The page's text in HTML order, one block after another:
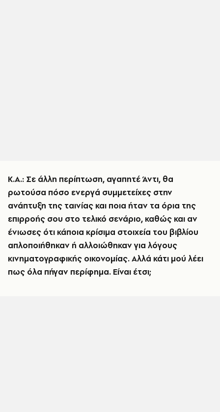
Κ.Α.: Σε άλλη περίπτωση, αγαπητέ Άντι, θα
ρωτούσα πόσο ενεργά συμμετείχες στην
ανάπτυξη της ταινίας και ποια ήταν τα όρια της
επιρροής σου στο τελικό σενάριο, καθώς και αν
ένιωσες ότι κάποια κρίσιμα στοιχεία του βιβλίου
απλοποιήθηκαν ή αλλοιώθηκαν για λόγους
κινηματογραφικής οικονομίας. Αλλά κάτι μού λέει
πως όλα πήγαν περίφημα. Είναι έτσι;